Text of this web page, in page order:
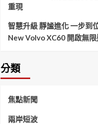
重現
智慧升級 靜謐進化 一步到
New Volvo XC60 開啟無
分類
焦點新聞
兩岸短波